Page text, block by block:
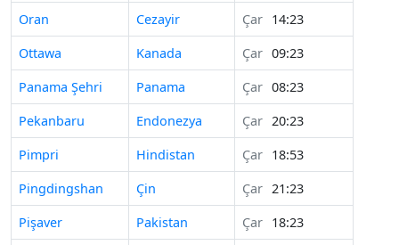
Oran
Cezayir Çar 14:23
Ottawa
Kanada Çar 09:23
Panama Şehri
Panama Çar 08:23
Pekanbaru
Endonezya Çar 20:23
Pimpri
Hindistan Çar 18:53
Pingdingshan
Çin Çar 21:23
Pişaver
Pakistan Çar 18:23